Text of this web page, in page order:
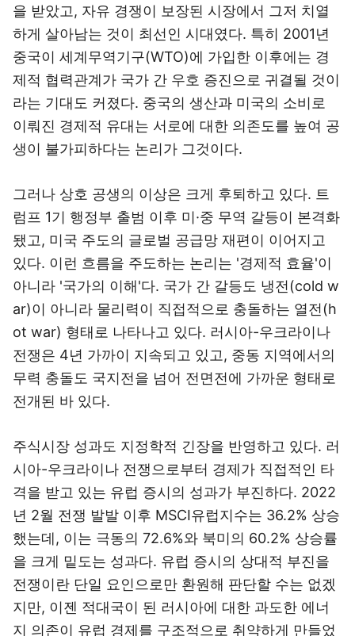
을 받았고, 자유 경쟁이 보장된 시장에서 그저 치열
하게 살아남는 것이 최선인 시대였다. 특히 2001년
중국이 세계무역기구(WTO)에 가입한 이후에는 경
제적 협력관계가 국가 간 우호 증진으로 귀결될 것이
라는 기대도 커졌다. 중국의 생산과 미국의 소비로
이뤄진 경제적 유대는 서로에 대한 의존도를 높여 공
생이 불가피하다는 논리가 그것이다.
그러나 상호 공생의 이상은 크게 후퇴하고 있다. 트
럼프 1기 행정부 출범 이후 미·중 무역 갈등이 본격화
됐고, 미국 주도의 글로벌 공급망 재편이 이어지고
있다. 이런 흐름을 주도하는 논리는 '경제적 효율'이
아니라 '국가의 이해'다. 국가 간 갈등도 냉전(cold w
ar)이 아니라 물리력이 직접적으로 충돌하는 열전(h
ot war) 형태로 나타나고 있다. 러시아-우크라이나
전쟁은 4년 가까이 지속되고 있고, 중동 지역에서의
무력 충돌도 국지전을 넘어 전면전에 가까운 형태로
전개된 바 있다.
주식시장 성과도 지정학적 긴장을 반영하고 있다. 러
시아-우크라이나 전쟁으로부터 경제가 직접적인 타
격을 받고 있는 유럽 증시의 성과가 부진하다. 2022
년 2월 전쟁 발발 이후 MSCI유럽지수는 36.2% 상승
했는데, 이는 극동의 72.6%와 북미의 60.2% 상승률
을 크게 밑도는 성과다. 유럽 증시의 상대적 부진을
전쟁이란 단일 요인으로만 환원해 판단할 수는 없겠
지만, 이젠 적대국이 된 러시아에 대한 과도한 에너
지 의존이 유럽 경제를 구조적으로 취약하게 만들었